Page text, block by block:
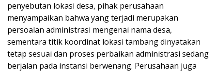
penyebutan lokasi desa, pihak perusahaan
menyampaikan bahwa yang terjadi merupakan
persoalan administrasi mengenai nama desa,
sementara titik koordinat lokasi tambang dinyatakan
tetap sesuai dan proses perbaikan administrasi sedang
berjalan pada instansi berwenang. Perusahaan juga